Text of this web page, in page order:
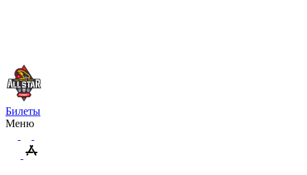
Билеты
Меню